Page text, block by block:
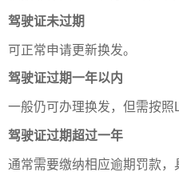
驾驶证未过期
可正常申请更新换发。
驾驶证过期一年以内
一般仍可办理换发，但需按照
驾驶证过期超过一年
通常需要缴纳相应逾期罚款